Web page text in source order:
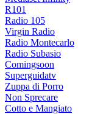
R101
Radio 105
Virgin Radio
Radio Montecarlo
Radio Subasio
Comingsoon
Superguidatv
Zuppa di Porro
Non Sprecare
Cotto e Mangiato